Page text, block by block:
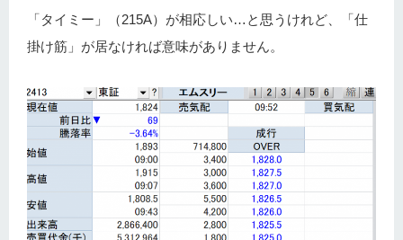
「タイミー」（215A）が相応しい…と思うけれど、「仕
掛け筋」が居なければ意味がありません。